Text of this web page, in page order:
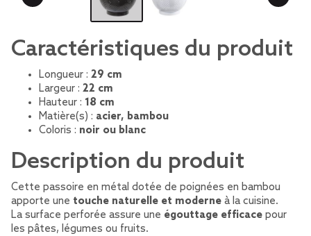
Caractéristiques du produit
Longueur : 29 cm
Largeur : 22 cm
Hauteur : 18 cm
Matière(s) : acier, bambou
Coloris : noir ou blanc
Description du produit
Cette passoire en métal dotée de poignées en bambou
apporte une touche naturelle et moderne à la cuisine.
La surface perforée assure une égouttage efficace pour
les pâtes, légumes ou fruits.